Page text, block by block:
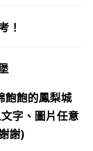
！
飽飽的鳳梨城
字、圖片任意
謝)